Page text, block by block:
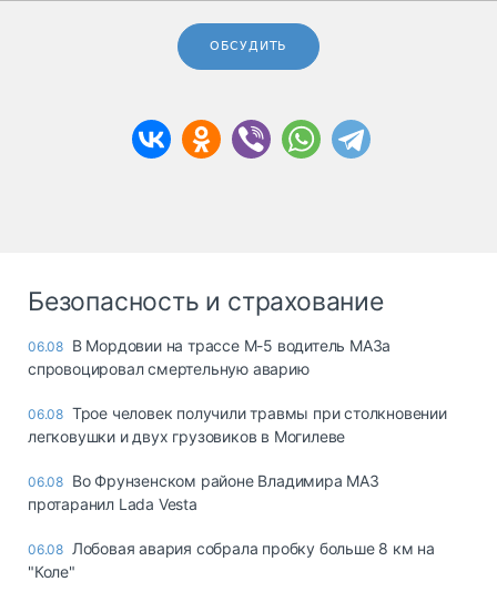
ОБСУДИТЬ
Безопасность и страхование
06.08 В Мордовии на трассе М-5 водитель МАЗа
спровоцировал смертельную аварию
06.08 Трое человек получили травмы при столкновении
легковушки и двух грузовиков в Могилеве
06.08 Во Фрунзенском районе Владимира МАЗ
протаранил Lada Vesta
06.08 Лобовая авария собрала пробку больше 8 км на
"Коле"